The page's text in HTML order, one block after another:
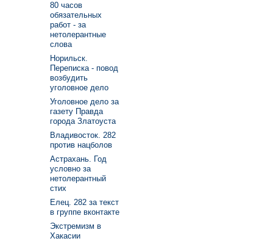
80 часов
обязательных
работ - за
нетолерантные
слова
Норильск.
Переписка - повод
возбудить
уголовное дело
Уголовное дело за
газету Правда
города Златоуста
Владивосток. 282
против нацболов
Астрахань. Год
условно за
нетолерантный
стих
Елец. 282 за текст
в группе вконтакте
Экстремизм в
Хакасии